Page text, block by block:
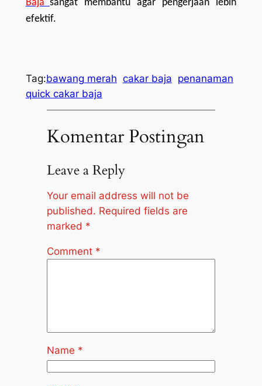
Baja sangat membantu agar pengerjaan lebih
efektif.
Tag:bawang merah cakar baja penanaman
quick cakar baja
Komentar Postingan
Leave a Reply
Your email address will not be
published. Required fields are
marked *
Comment *
Name *